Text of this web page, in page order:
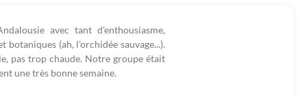
avec tant d'enthousiasme,
(ah, l'orchidée sauvage...).
pas trop chaude. Notre groupe était
une très bonne semaine.